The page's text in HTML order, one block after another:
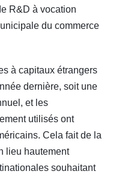
R&D à vocation
du commerce
à capitaux étrangers
dernière, soit une
et les
utilisés ont
Cela fait de la
lieu hautement
souhaitant